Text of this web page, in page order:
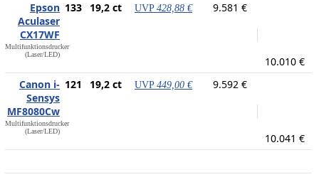
Epson
Aculaser
CX17WF
Multifunktionsdrucker
(Laser/LED)
133 19,2 ct UVP 428,88 € 9.581 €
10.010 €
Canon i-
Sensys
MF8080Cw
Multifunktionsdrucker
(Laser/LED)
121 19,2 ct UVP 449,00 € 9.592 €
10.041 €